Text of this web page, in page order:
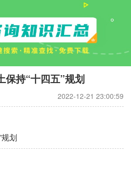
保持“十四五”规划
2022-12-21 23:00:59
划